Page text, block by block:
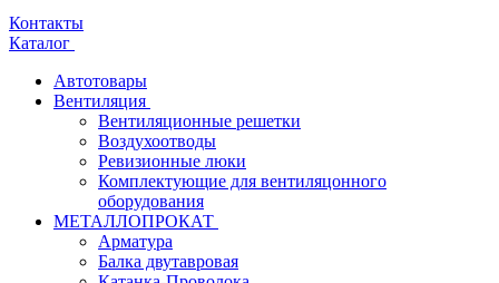
Контакты
Каталог
Автотовары
Вентиляция
Вентиляционные решетки
Воздухоотводы
Ревизионные люки
Комплектующие для вентиляцонного
оборудования
МЕТАЛЛОПРОКАТ
Арматура
Балка двутавровая